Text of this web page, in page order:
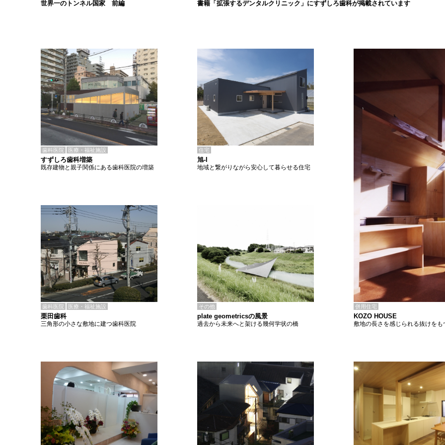
書籍「拡張するデンタルクリニック」にすずしろ歯科が掲載されています
世界一のトンネル国家 前編
歯科医院 医療・福祉施設
すずしろ歯科増築
既存建物と親子関係にある歯科医院の増築
住宅
旭-I
地域と繋がりながら安心して暮らせる住宅
歯科医院 医療・福祉施設
栗田歯科
三角形の小さな敷地に建つ歯科医院
その他
plate geometricsの風景
過去から未来へと架ける幾何学状の橋
併用住宅
KOZO HOUSE
敷地の長さを感じられる抜けをも